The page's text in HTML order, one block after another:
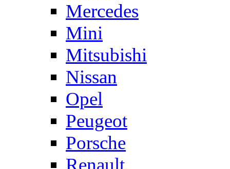
Mercedes
Mini
Mitsubishi
Nissan
Opel
Peugeot
Porsche
Renault